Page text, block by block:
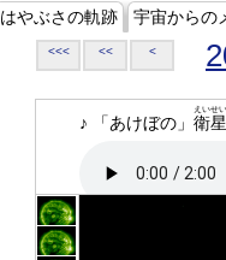
はやぶさの軌跡 宇宙からの
<<< << <
♪ 「あけぼの」 衛星
えいせい